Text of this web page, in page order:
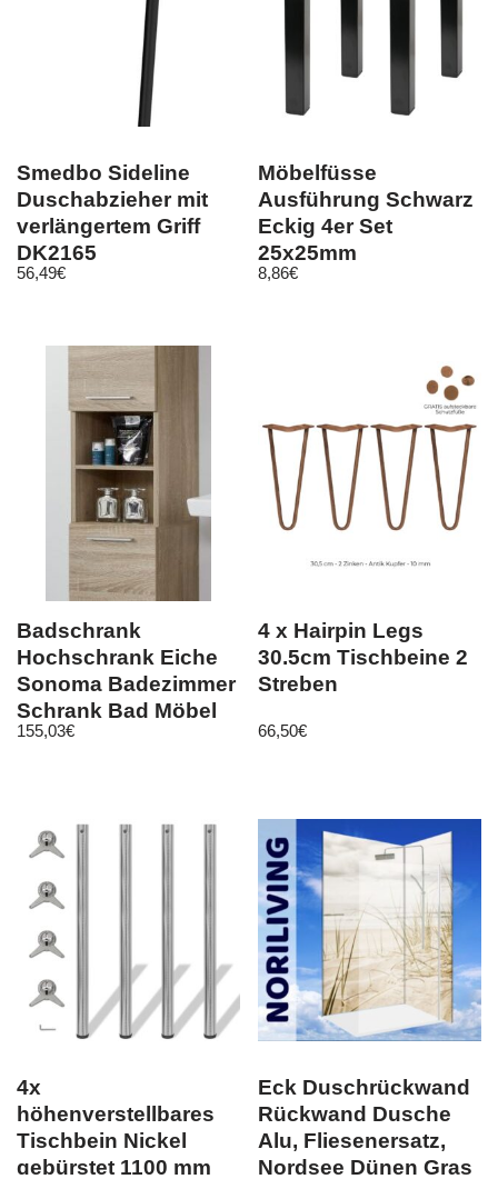
Smedbo Sideline
Duschabzieher mit
verlängertem Griff
DK2165
56,49€
Möbelfüsse
Ausführung Schwarz
Eckig 4er Set
25x25mm
Möbelbeine
8,86€
Badschrank
Hochschrank Eiche
Sonoma Badezimmer
Schrank Bad Möbel
Runner 2-türig
155,03€
4 x Hairpin Legs
30.5cm Tischbeine 2
Streben
66,50€
4x
höhenverstellbares
Tischbein Nickel
gebürstet 1100 mm
Eck Duschrückwand
Rückwand Dusche
Alu, Fliesenersatz,
Nordsee Dünen Gras